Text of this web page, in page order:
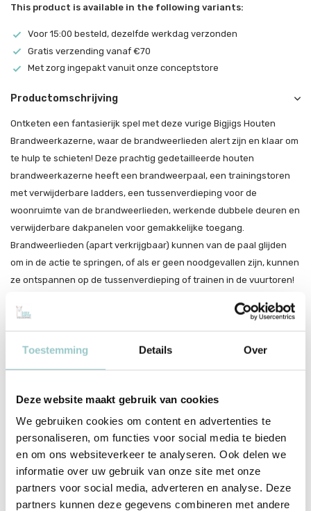
Toestemming Details Over
Deze website maakt gebruik van cookies
We gebruiken cookies om content en advertenties te
personaliseren, om functies voor social media te bieden
en om ons websiteverkeer te analyseren. Ook delen we
informatie over uw gebruik van onze site met onze
partners voor social media, adverteren en analyse. Deze
partners kunnen deze gegevens combineren met andere
This product is available in the following variants:
Voor 15:00 besteld, dezelfde werkdag verzonden
Gratis verzending vanaf €70
Met zorg ingepakt vanuit onze conceptstore
Productomschrijving
Ontketen een fantasierijk spel met deze vurige Bigjigs Houten
Brandweerkazerne, waar de brandweerlieden alert zijn en klaar om
te hulp te schieten! Deze prachtig gedetailleerde houten
brandweerkazerne heeft een brandweerpaal, een trainingstoren
met verwijderbare ladders, een tussenverdieping voor de
woonruimte van de brandweerlieden, werkende dubbele deuren en
verwijderbare dakpanelen voor gemakkelijke toegang.
Brandweerlieden (apart verkrijgbaar) kunnen van de paal glijden
om in de actie te springen, of als er geen noodgevallen zijn, kunnen
ze ontspannen op de tussenverdieping of trainen in de vuurtoren!
Productspecificaties
EAN 691621711569